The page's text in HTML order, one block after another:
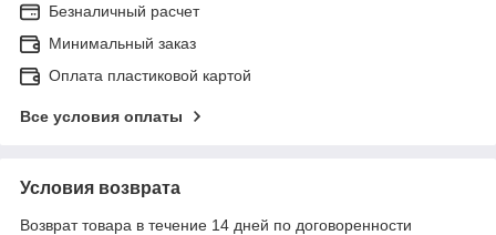
Безналичный расчет
Минимальный заказ
Оплата пластиковой картой
Все условия оплаты
Условия возврата
Возврат товара в течение 14 дней по договоренности